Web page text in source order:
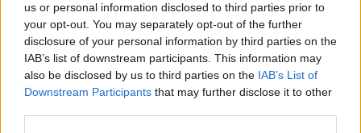
us or personal information disclosed to third parties prior to
your opt-out. You may separately opt-out of the further
disclosure of your personal information by third parties on the
IAB’s list of downstream participants. This information may
also be disclosed by us to third parties on the IAB’s List of
Downstream Participants that may further disclose it to other
Nella tarda serata di ieril'uomo si è presentato sotto la casa in cui
la moglie, anche lei romena di 33 anni, vive con il suo nuovo
compagno. I due sarebbero in procinto di separarsi e la donna al
momento è in stato di gravidanza.